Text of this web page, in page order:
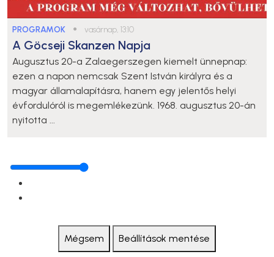
PROGRAMOK ● vasárnap, 13:10
A Göcseji Skanzen Napja
Augusztus 20-a Zalaegerszegen kiemelt ünnepnap:
ezen a napon nemcsak Szent István királyra és a
magyar államalapításra, hanem egy jelentős helyi
évfordulóról is megemlékezünk. 1968. augusztus 20-án
nyitotta ...
Mégsem Beállítások mentése